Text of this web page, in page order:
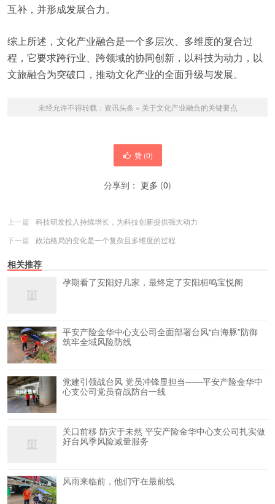
互补，并形成发展合力。
综上所述，文化产业融合是一个多层次、多维度的复合过
程，它要求跨行业、跨领域的协同创新，以科技为动力，以
文旅融合为突破口，推动文化产业的全面升级与发展。
未经允许不得转载： 资讯头条 » 关于文化产业融合的关键要点
赞 (0)
分享到： 更多 (0)
上一篇
科技研发投入持续增长，为科技创新提供强大动力
下一篇
政治格局的变化是一个复杂且多维度的过程
相关推荐
孕期看了安阳好几家，最终定了安阳桓鸣宝悦阁
平安产险金华中心支公司全面部署台风“白海豚”防御
筑牢全域风险防线
党建引领战台风 党员冲锋显担当——平安产险金华中
心支公司党员奋战防台一线
关口前移 防灾于未然 平安产险金华中心支公司扎实做
好台风季风险减量服务
风雨来临前，他们守在最前线